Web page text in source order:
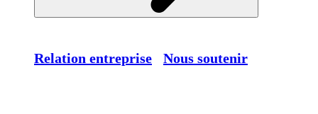
Relation entreprise Nous soutenir